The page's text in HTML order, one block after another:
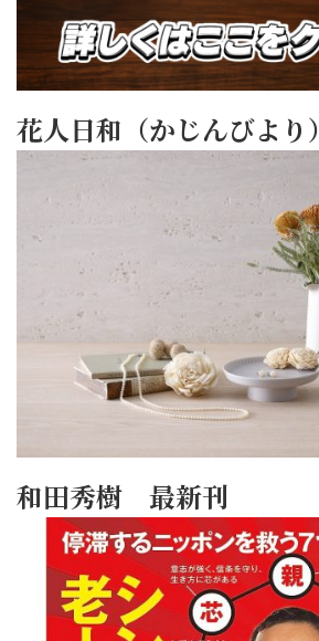
花人日和（かじんびより）
和田秀樹 最新刊